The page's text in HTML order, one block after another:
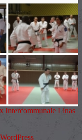
Intercommunale Linas
WordPress